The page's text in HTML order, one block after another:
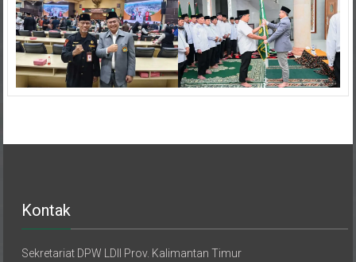
Kontak
Sekretariat DPW LDII Prov. Kalimantan Timur